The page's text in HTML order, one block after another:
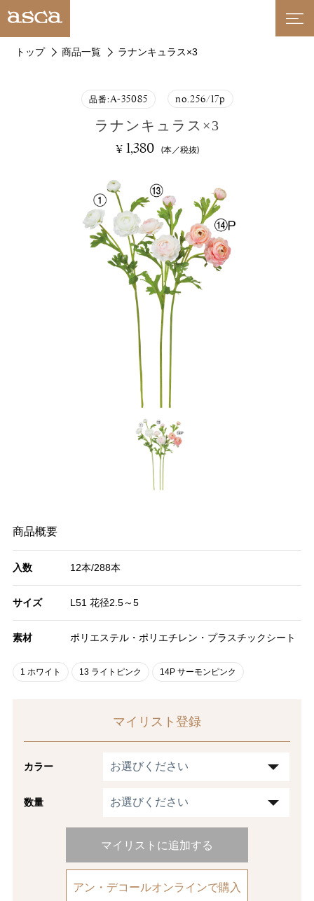
トップ 商品一覧 ラナンキュラス×3
品番:A-35085 no.256/17p
ラナンキュラス×3
¥ 1,380 (本／税抜)
商品概要
入数 12本/288本
サイズ L51 花径2.5～5
素材 ポリエステル・ポリエチレン・プラスチックシート
1 ホワイト 13 ライトピンク 14P サーモンピンク
マイリスト登録
カラー
数量
マイリストに追加する
アン・デコールオンラインで購入